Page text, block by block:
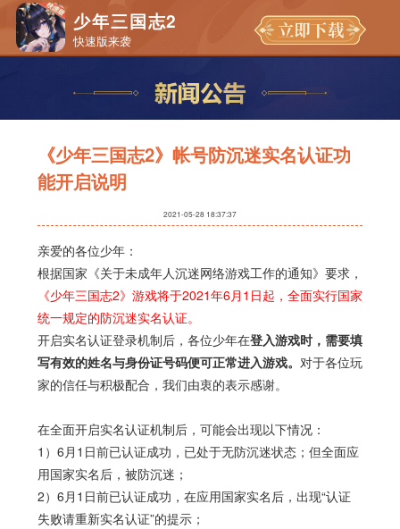
少年三国志2
快速版来袭
《少年三国志2》帐号防沉迷实名认证功
能开启说明
2021-05-28 18:37:37
亲爱的各位少年：
根据国家《关于未成年人沉迷网络游戏工作的通知》要求，
《少年三国志2》游戏将于2021年6月1日起，全面实行国家
统一规定的防沉迷实名认证。
开启实名认证登录机制后，各位少年在登入游戏时，需要填
写有效的姓名与身份证号码便可正常进入游戏。 对于各位玩
家的信任与积极配合，我们由衷的表示感谢。
在全面开启实名认证机制后，可能会出现以下情况：
1）6月1日前已认证成功，已处于无防沉迷状态；但全面应
用国家实名后，被防沉迷；
2）6月1日前已认证成功，在应用国家实名后，出现“认证
失败请重新实名认证”的提示；